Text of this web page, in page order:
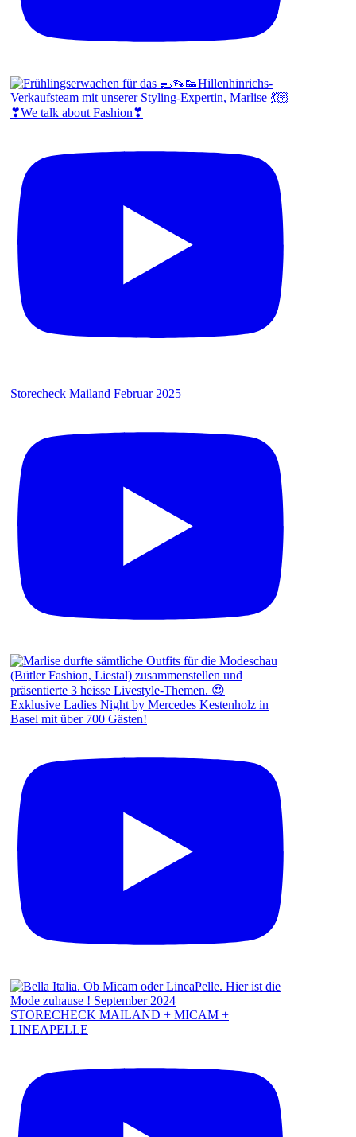
❣We talk about Fashion❣
Storecheck Mailand Februar 2025
Exklusive Ladies Night by Mercedes Kestenholz in
Basel mit über 700 Gästen!
STORECHECK MAILAND + MICAM +
LINEAPELLE